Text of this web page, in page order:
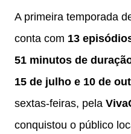
A primeira temporada
conta com 13
51 minutos de
15 de julho e 10 de
sextas-feiras, pela
conquistou o público